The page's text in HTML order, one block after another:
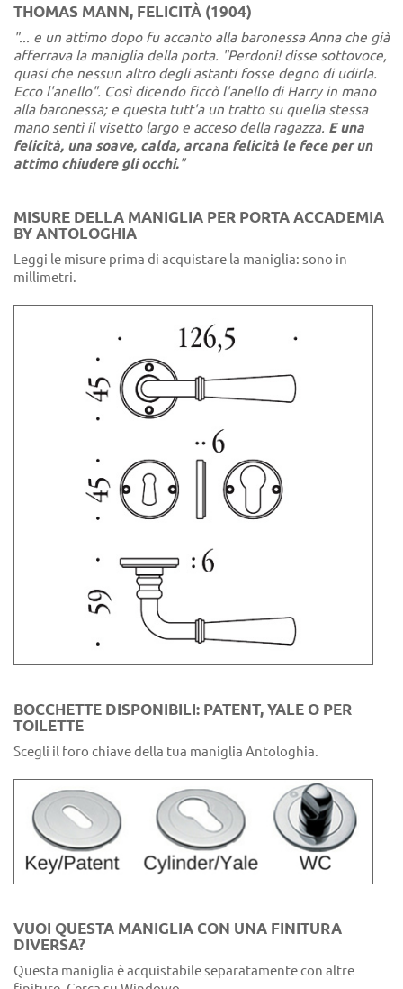
THOMAS MANN, FELICITÀ (1904)
"... e un attimo dopo fu accanto alla baronessa Anna che già
afferrava la maniglia della porta. "Perdoni! disse sottovoce,
quasi che nessun altro degli astanti fosse degno di udirla.
Ecco l'anello". Così dicendo ficcò l'anello di Harry in mano
alla baronessa; e questa tutt'a un tratto su quella stessa
mano sentì il visetto largo e acceso della ragazza. E una
felicità, una soave, calda, arcana felicità le fece per un
attimo chiudere gli occhi."
MISURE DELLA MANIGLIA PER PORTA ACCADEMIA
BY ANTOLOGHIA
Leggi le misure prima di acquistare la maniglia: sono in
millimetri.
BOCCHETTE DISPONIBILI: PATENT, YALE O PER
TOILETTE
Scegli il foro chiave della tua maniglia Antologhia.
VUOI QUESTA MANIGLIA CON UNA FINITURA
DIVERSA?
Questa maniglia è acquistabile separatamente con altre